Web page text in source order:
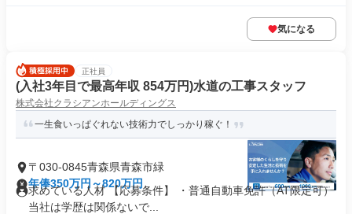
気になる
正社員
(入社3年目で最高年収 854万円)水道の工事スタッフ
株式会社クラシアンホールディングス
一生食いっぱぐれない技術力でしっかり稼ぐ！
〒030-0845青森県青森市緑
年俸350万円～820万円
求めている人材 【応募条件】 ・普通自動車免許（AT限定可）
当社は学歴は関係ないで...